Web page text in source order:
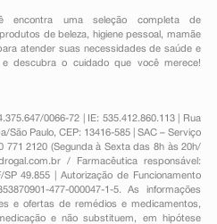
encontra uma seleção completa de
de beleza, higiene pessoal ,mamãe
atender suas necessidades de saúde e
descubra o cuidado que você merece!
0066-72 | IE: 535.412.860.113 | Rua
São Paulo, CEP: 13416-585 | SAC – Serviço
771 2120 (Segunda à Sexta das 8h às 20h/
/ Farmacêutica responsável:
49.855 | Autorização de Funcionamento
477-000047-1-5. As informações
e ofertas de remédios e medicamentos,
e não substituem, em hipótese